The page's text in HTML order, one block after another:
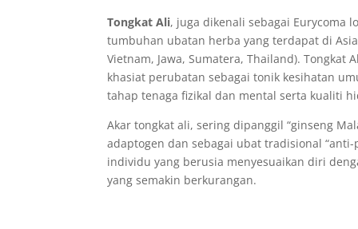
Tongkat Ali, juga dikenali sebagai Eurycoma
tumbuhan ubatan herba yang terdapat di
Vietnam, Jawa, Sumatera, Thailand). Tongkat
khasiat perubatan sebagai tonik kesihatan
tahap tenaga fizikal dan mental serta kualiti
Akar tongkat ali, sering dipanggil “ginseng
adaptogen dan sebagai ubat tradisional
individu yang berusia menyesuaikan diri
yang semakin berkurangan.